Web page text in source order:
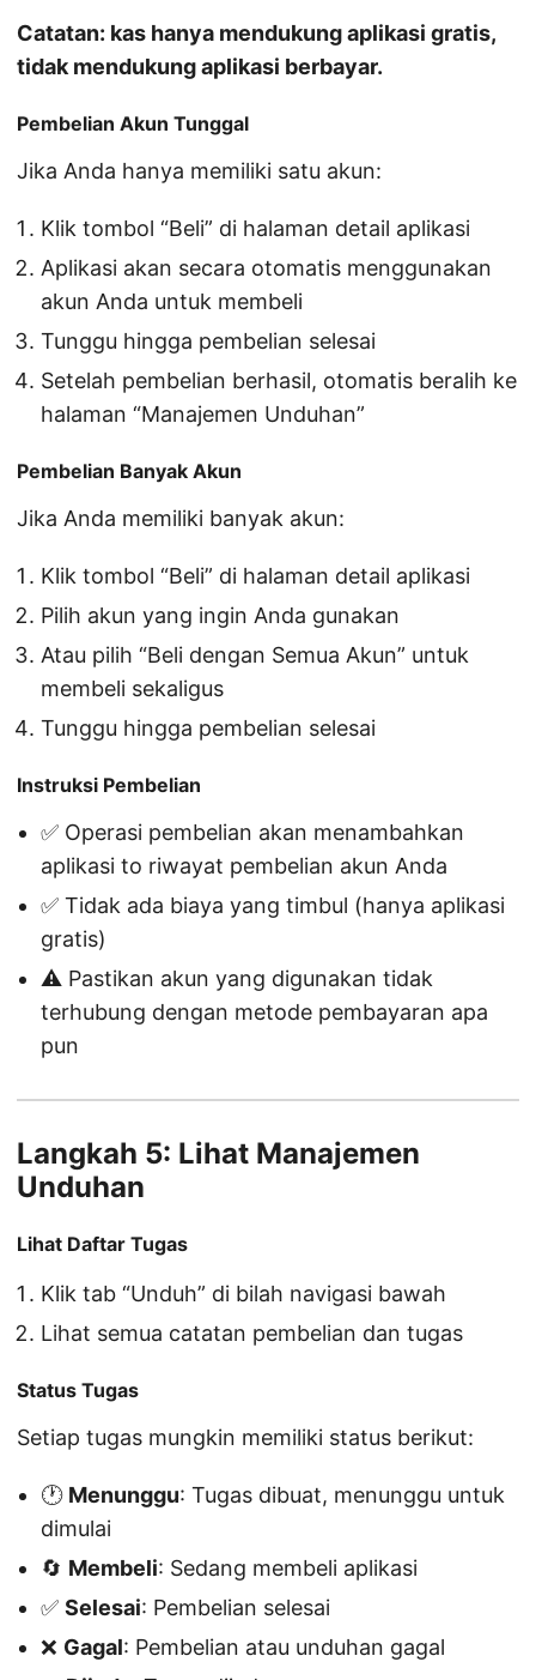
Catatan: kas hanya mendukung aplikasi gratis,
tidak mendukung aplikasi berbayar.
Pembelian Akun Tunggal
Jika Anda hanya memiliki satu akun:
Klik tombol “Beli” di halaman detail aplikasi
Aplikasi akan secara otomatis menggunakan
akun Anda untuk membeli
Tunggu hingga pembelian selesai
Setelah pembelian berhasil, otomatis beralih ke
halaman “Manajemen Unduhan”
Pembelian Banyak Akun
Jika Anda memiliki banyak akun:
Klik tombol “Beli” di halaman detail aplikasi
Pilih akun yang ingin Anda gunakan
Atau pilih “Beli dengan Semua Akun” untuk
membeli sekaligus
Tunggu hingga pembelian selesai
Instruksi Pembelian
✅ Operasi pembelian akan menambahkan
aplikasi to riwayat pembelian akun Anda
✅ Tidak ada biaya yang timbul (hanya aplikasi
gratis)
⚠️ Pastikan akun yang digunakan tidak
terhubung dengan metode pembayaran apa
pun
Langkah 5: Lihat Manajemen
Unduhan
Lihat Daftar Tugas
Klik tab “Unduh” di bilah navigasi bawah
Lihat semua catatan pembelian dan tugas
Status Tugas
Setiap tugas mungkin memiliki status berikut:
🕐 Menunggu: Tugas dibuat, menunggu untuk
dimulai
🔄 Membeli: Sedang membeli aplikasi
✅ Selesai: Pembelian selesai
❌ Gagal: Pembelian atau unduhan gagal